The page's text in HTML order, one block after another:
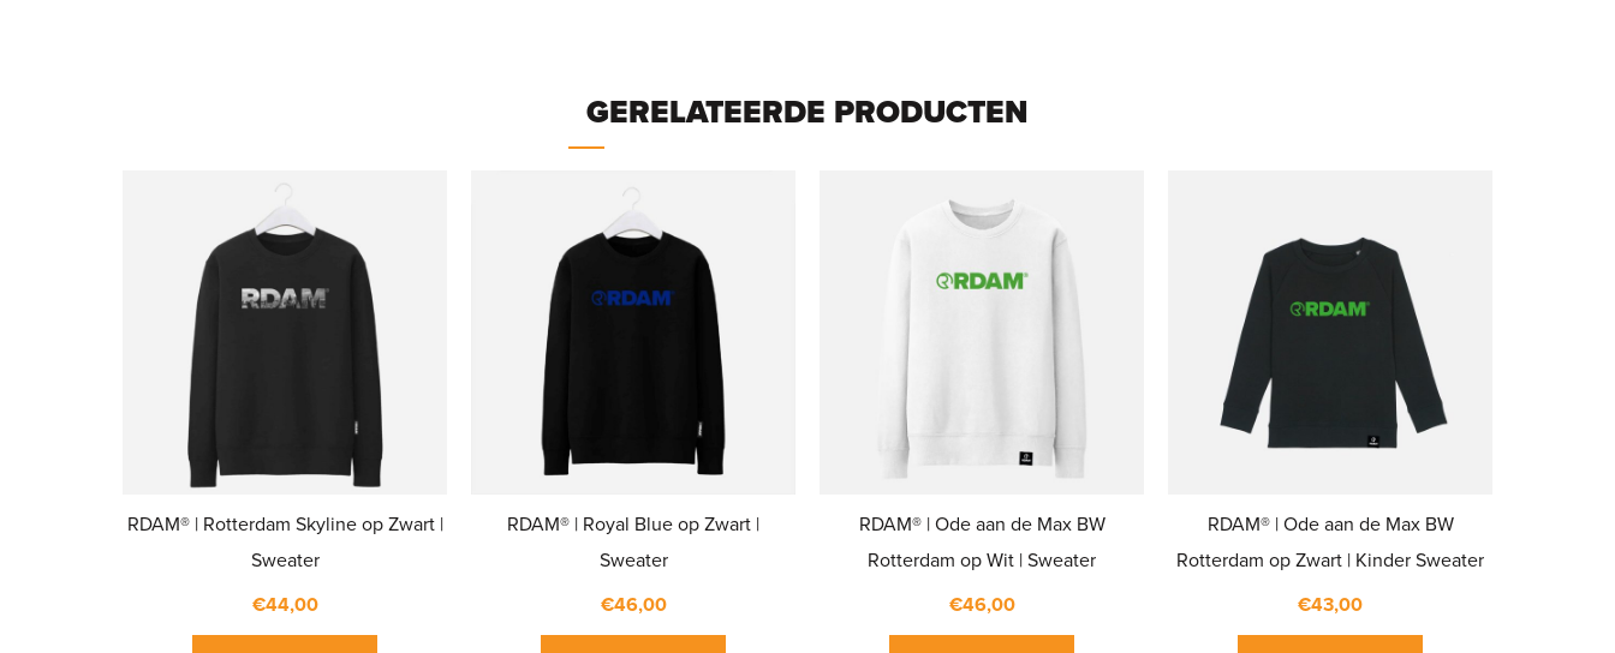
GERELATEERDE PRODUCTEN
RDAM® | Rotterdam Skyline op Zwart |
Sweater
€44,00
RDAM® | Royal Blue op Zwart |
Sweater
€46,00
RDAM® | Ode aan de Max BW
Rotterdam op Wit | Sweater
€46,00
RDAM® | Ode aan de Max BW
Rotterdam op Zwart | Kinder Sweater
€43,00